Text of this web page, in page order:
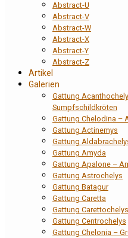
Abstract-U
Abstract-V
Abstract-W
Abstract-X
Abstract-Y
Abstract-Z
Artikel
Galerien
Gattung
Sumpfschildkröten
Gattung Chelodina –
Gattung Actinemys
Gattung
Gattung Amyda
Gattung Apalone –
Gattung Astrochelys
Gattung Batagur
Gattung Caretta
Gattung Carettochelys
Gattung Centrochelys
Gattung Chelonia –